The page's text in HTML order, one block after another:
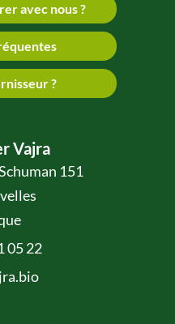
avec nous ?
?
Vajra
151
05 22